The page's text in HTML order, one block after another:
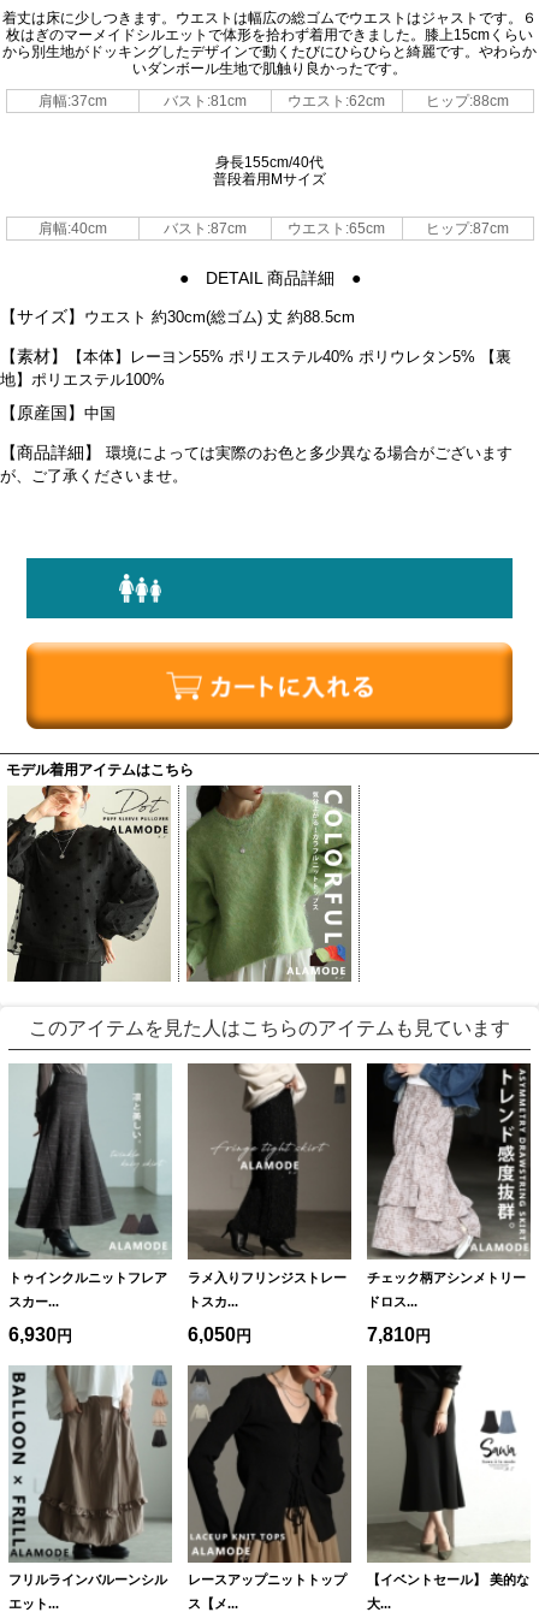
着丈は床に少しつきます。ウエストは幅広の総ゴムでウエストはジャストです。６
枚はぎのマーメイドシルエットで体形を拾わず着用できました。膝上15cmくらい
から別生地がドッキングしたデザインで動くたびにひらひらと綺麗です。やわらか
いダンボール生地で肌触り良かったです。
肩幅:37cm
バスト:81cm ウエスト:62cm ヒップ:88cm
身長155cm/40代
普段着用Mサイズ
肩幅:40cm バスト:87cm ウエスト:65cm ヒップ:87cm
● DETAIL 商品詳細 ●
【サイズ】 ウエスト 約30cm(総ゴム) 丈 約88.5cm
【素材】 【本体】レーヨン55% ポリエステル40% ポリウレタン5% 【裏
地】ポリエステル100%
【原産国】 中国
【商品詳細】 環境によっては実際のお色と多少異なる場合がございます
が、ご了承くださいませ。
モデル着用アイテムはこちら
このアイテムを見た人はこちらのアイテムも見ています
トゥインクルニットフレア
スカー...
6,930
ラメ入りフリンジストレー
トスカ...
6,050
チェック柄アシンメトリー
ドロス...
7,810
フリルラインバルーンシル
エット...
レースアップニットトップ
ス【メ...
【イベントセール】 美的な
大...